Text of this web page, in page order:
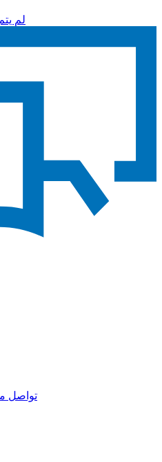
لم
تواصل